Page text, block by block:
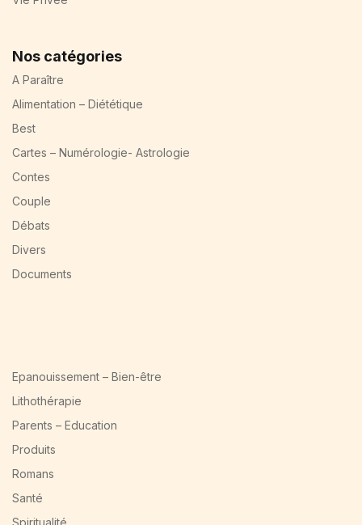
Nos catégories
A Paraître
Alimentation – Diététique
Best
Cartes – Numérologie- Astrologie
Contes
Couple
Débats
Divers
Documents
Epanouissement – Bien-être
Lithothérapie
Parents – Education
Produits
Romans
Santé
Spiritualité